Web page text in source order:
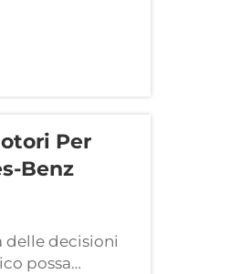
Per
Benz
delle decisioni
possa